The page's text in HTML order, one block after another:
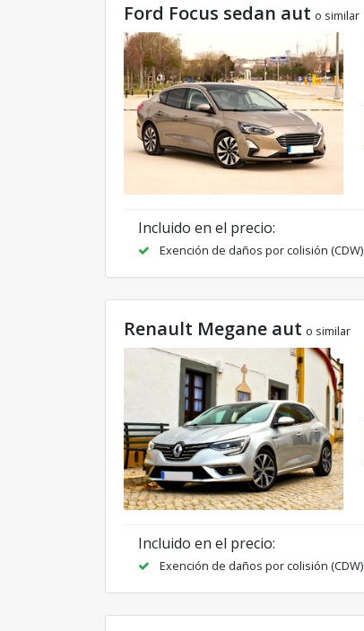
Ford Focus sedan aut o similar
Incluido en el precio:
Exención de daños por colisión (CDW)
Renault Megane aut o similar
Incluido en el precio:
Exención de daños por colisión (CDW)